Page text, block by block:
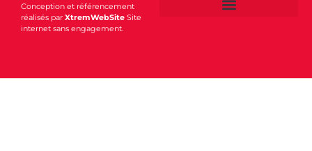
Conception et référencement
réalisés par XtremWebSite Site
internet sans engagement.